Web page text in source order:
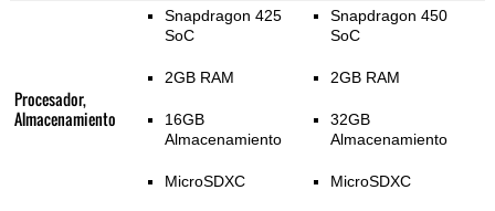
Procesador,
Almacenamiento
Snapdragon 425
SoC
2GB RAM
16GB
Almacenamiento
MicroSDXC
Snapdragon 450
SoC
2GB RAM
32GB
Almacenamiento
MicroSDXC